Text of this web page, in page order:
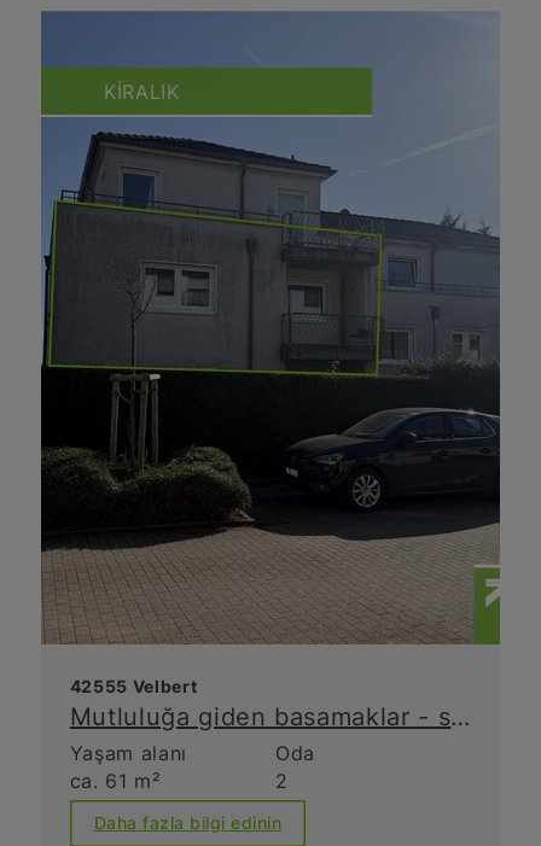
KIRALIK
42555 Velbert
Mutluluğa giden basamaklar - sakin bir konumda bulunan çekici daire
Yaşam alanı
ca. 61 m²
Oda
2
Daha fazla bilgi edinin